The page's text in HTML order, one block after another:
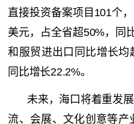
直接投资备案项目101个
美元，占全省超50%，同
和服贸进出口同比增长均
同比增长22.2%。
未来，海口将着重发
流、会展、文化创意等产